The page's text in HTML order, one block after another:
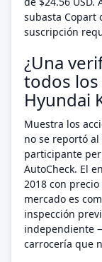
subasta Copart
suscripción
¿Una
todos
Hyundai
Muestra los
no se reportó
participante
AutoCheck. El
2018 con
mercado es
inspección
independiente
carrocería que